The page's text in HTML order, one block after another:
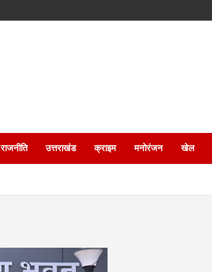
राजनीति उत्तराखंड क्राइम मनोरंजन खेल